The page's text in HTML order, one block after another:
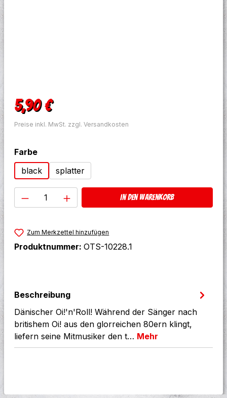
Regulärer Preis:
5,90 €
Preise inkl. MwSt. zzgl. Versandkosten
Farbeauswählen
black
splatter
Produkt Anzahl: Gib den
In den Warenkorb
Zum Merkzettel hinzufügen
Produktnummer: OTS-10228.1
Beschreibung
Dänischer Oi!'n'Roll! Während der Sänger nach
britishem Oi! aus den glorreichen 80ern klingt,
liefern seine Mitmusiker den t… Mehr